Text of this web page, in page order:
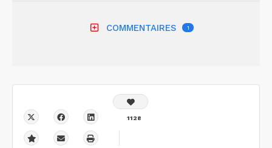
COMMENTAIRES 1
1128